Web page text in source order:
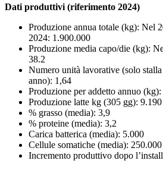
Dati produttivi (riferimento 2024)
Produzione annua totale (kg): Nel
2024: 1.900.000
Produzione media capo/die (kg):
38.2
Numero unità lavorative (solo
anno): 1,64
Produzione per addetto annuo
Produzione latte kg (305 gg): 9.190
% grasso (media): 3,9
% proteine (media): 3,2
Carica batterica (media): 5.000
Cellule somatiche (media):
Incremento produttivo dopo